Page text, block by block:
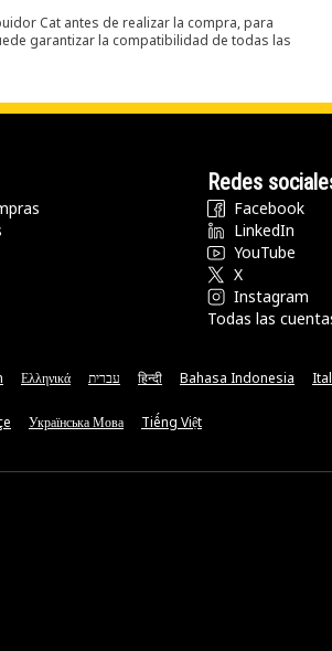
Cat antes de realizar la compra, para
garantizar la compatibilidad de todas las
Redes
Facebook
LinkedIn
YouTube
X
Instagram
Todas las
Ελληνικά עברית हिन्दी Bahasa Indonesia
Українська Мова Tiếng Việt